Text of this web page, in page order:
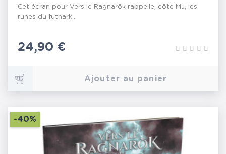
Cet écran pour Vers le Ragnarök rappelle, côté MJ, les
runes du futhark...
Prix
24,90 €
Ajouter au panier
-40%